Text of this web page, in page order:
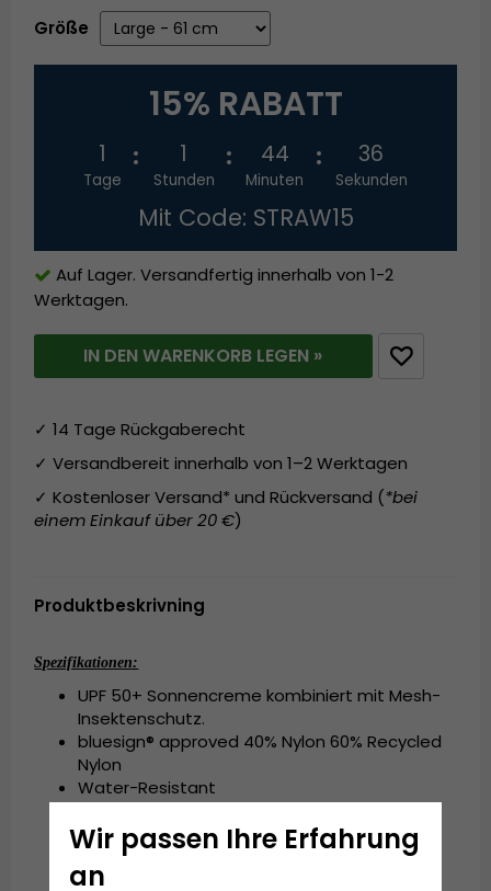
Größe
15% RABATT
1
Tage
1
Stunden
44
Minuten
36
Sekunden
Mit Code: STRAW15
Auf Lager. Versandfertig innerhalb von 1-2
Werktagen.
IN DEN WARENKORB LEGEN »
✓ 14 Tage Rückgaberecht
✓ Versandbereit innerhalb von 1–2 Werktagen
✓ Kostenloser Versand* und Rückversand (*bei
einem Einkauf über 20 €)
Produktbeskrivning
Spezifikationen:
UPF 50+ Sonnencreme kombiniert mit Mesh-
Insektenschutz.
bluesign® approved 40% Nylon 60% Recycled
Nylon
Water-Resistant
Lightweight
Wicking
Quick Drying
Wir passen Ihre Erfahrung
an